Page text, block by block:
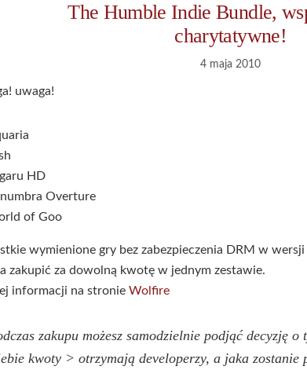
The Humble Indie Bundle,
charytatywne!
4 maja 2010
uwaga!
HD
Overture
of Goo
wymienione gry bez zabezpieczenia DRM w
zakupić za dowolną kwotę w jednym zestawie.
informacji na stronie Wolfire
zakupu możesz samodzielnie podjąć decyzję o
kwoty > otrzymają developerzy, a jaka zostanie